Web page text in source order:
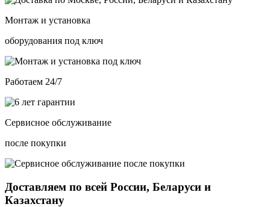
Монтаж и установка
оборудования под ключ
Работаем 24/7
Сервисное обслуживание
после покупки
Доставляем по всей России, Беларуси и
Казахстану